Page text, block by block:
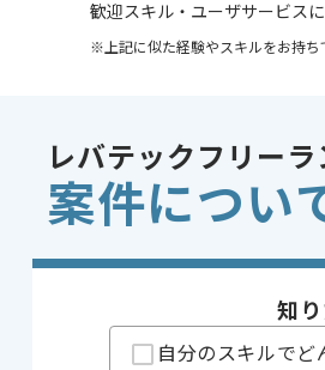
歓迎スキル ・ユーザサービス
※上記に似た経験やスキルをお持ち
業務内容
特徴
20代活躍
精算基準時間
140時間
15日
レバテックフリーラ
案件につい
知
自分のスキルでど